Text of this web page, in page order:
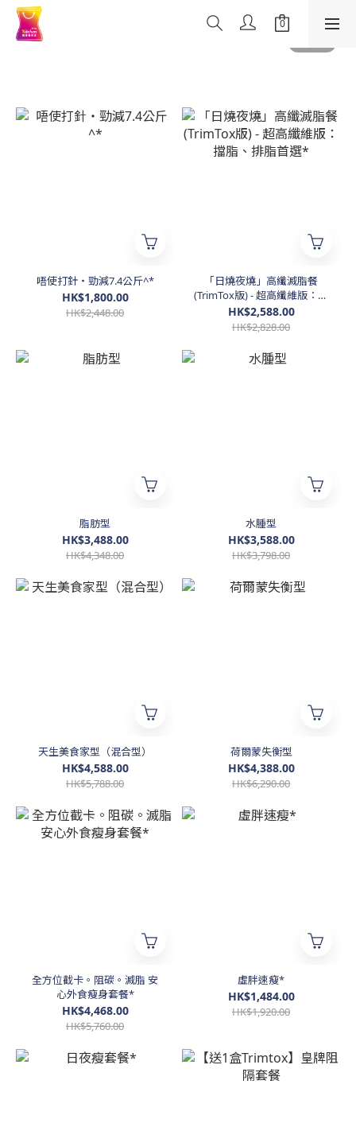
唔使打針・勁減7.4公斤^*
HK$1,800.00
HK$2,448.00
「日燒夜燒」高纖滅脂餐
(TrimTox版) - 超高纖維版：擋
脂、排脂首選*
HK$2,588.00
HK$2,828.00
脂肪型
HK$3,488.00
HK$4,348.00
水腫型
HK$3,588.00
HK$3,798.00
天生美食家型（混合型）
HK$4,588.00
HK$5,788.00
荷爾蒙失衡型
HK$4,388.00
HK$6,290.00
全方位截卡。阻碳。滅脂 安
心外食瘦身套餐*
HK$4,468.00
HK$5,760.00
虛胖速瘦*
HK$1,484.00
HK$1,920.00